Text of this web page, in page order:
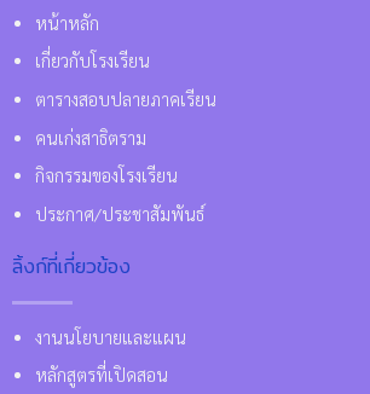
หน้าหลัก
เกี่ยวกับโรงเรียน
ตารางสอบปลายภาคเรียน
คนเก่งสาธิตราม
กิจกรรมของโรงเรียน
ประกาศ/ประชาสัมพันธ์
ลิ้งก์ที่เกี่ยวข้อง
งานนโยบายและแผน
หลักสูตรที่เปิดสอน